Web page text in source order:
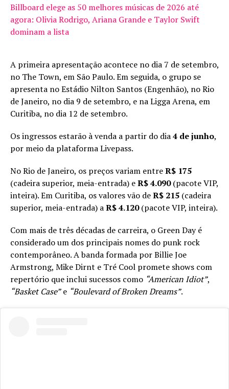
Billboard elege as 50 melhores músicas de 2026 até
agora: Olivia Rodrigo, Ariana Grande e Taylor Swift
dominam a lista
A primeira apresentação acontece no dia 7 de setembro,
no The Town, em São Paulo. Em seguida, o grupo se
apresenta no Estádio Nilton Santos (Engenhão), no Rio
de Janeiro, no dia 9 de setembro, e na Ligga Arena, em
Curitiba, no dia 12 de setembro.
Os ingressos estarão à venda a partir do dia4 de junho,
por meio da plataforma Livepass.
No Rio de Janeiro, os preços variam entreR$ 175
(cadeira superior, meia-entrada) eR$ 4.090(pacote VIP,
inteira). Em Curitiba, os valores vão deR$ 215 (cadeira
superior, meia-entrada) aR$ 4.120(pacote VIP, inteira).
Com mais de três décadas de carreira, o Green Day é
considerado um dos principais nomes do punk rock
contemporâneo. A banda formada por Billie Joe
Armstrong, Mike Dirnt e Tré Cool promete shows com
repertório que inclui sucessos como “American Idiot”,
“Basket Case”e “Boulevard of Broken Dreams”.